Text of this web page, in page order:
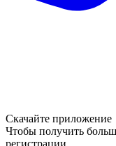
Скачайте приложение
Чтобы получить